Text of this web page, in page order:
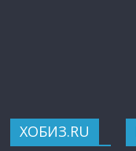
ХОБИЗ.RU